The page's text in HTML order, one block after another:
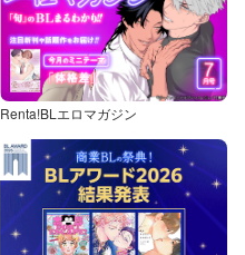
Renta!BLエロマガジン